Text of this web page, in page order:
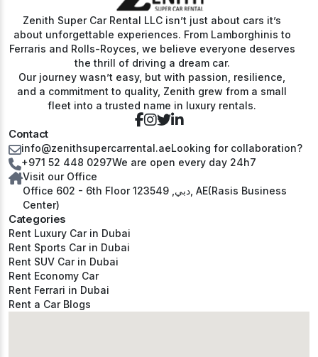
Zenith Super Car Rental LLC isn’t just about cars it’s
about unforgettable experiences. From Lamborghinis to
Ferraris and Rolls-Royces, we believe everyone deserves
the thrill of driving a dream car.
Our journey wasn’t easy, but with passion, resilience,
and a commitment to quality, Zenith grew from a small
fleet into a trusted name in luxury rentals.
Categories
Rent Luxury Car in Dubai
Rent Sports Car in Dubai
Rent SUV Car in Dubai
Rent Economy Car
Rent Ferrari in Dubai
Rent a Car Blogs
Contact
info@zenithsupercarrental.aeLooking for collaboration?
+971 52 448 0297We are open every day 24h7
Visit our Office
Office 602 - 6th Floor دبي, 123549, AE(Rasis Business
Center)